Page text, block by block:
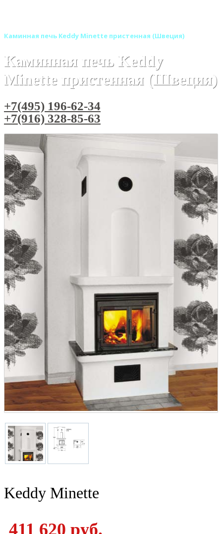
Каминная печь Keddy Minette пристенная (Швеция)
Каминная печь Keddy
Minette пристенная (Швеция)
+7(495) 196-62-34
+7(916) 328-85-63
Keddy Minette
411 620 руб.